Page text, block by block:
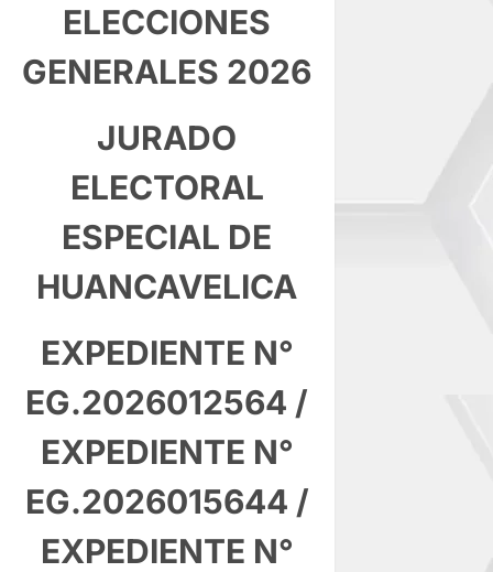
ELECCIONES
GENERALES 2026
JURADO
ELECTORAL
ESPECIAL DE
HUANCAVELICA
EXPEDIENTE N°
EG.2026012564 /
EXPEDIENTE N°
EG.2026015644 /
EXPEDIENTE N°